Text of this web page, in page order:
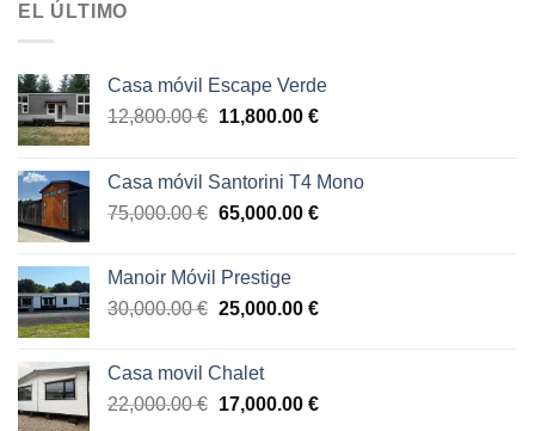
EL ÚLTIMO
Casa móvil Escape Verde
12,800.00€ El
era:
12,800.00 €.
11,800.00 €El
es:
11,800.00 €.
Casa móvil Santorini T4 Mono
75,000.00€ El
era:
75,000.00 €.
65,000.00 €El
65,000.00 €.
Manoir Móvil Prestige
30,000.00€ El
era:
30,000.00 €.
25,000.00 €El
25,000.00 €.
Casa movil Chalet
22,000.00€ El
17,000.00 €El